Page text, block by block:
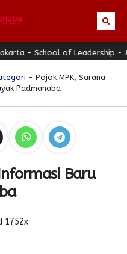
- School of Leadership -
- Pojok MPK, Sarana
Padmanaba
Baru
1752x